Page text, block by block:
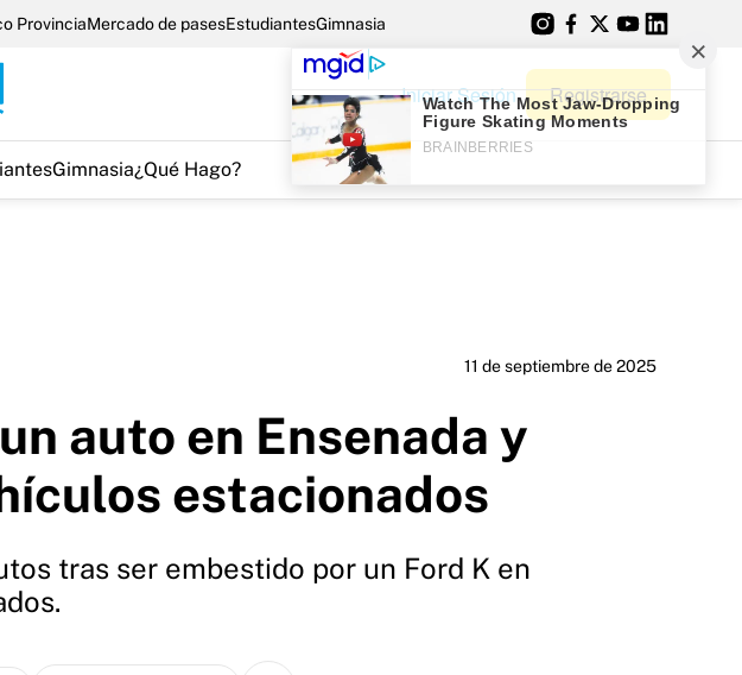
ProvinciaMercado de pasesEstudiantesGimnasia
Iniciar Sesión Registrarse
Gimnasia¿Qué Hago?
11 de septiembre de 2025
auto en Ensenada y
estacionados
tras ser embestido por un Ford K en